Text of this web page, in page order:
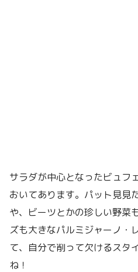
サラダが中心となったビュフ
おいてあります。パット見見
や、ビーツとかの珍しい野菜
ズも大きなパルミジャーノ・
て、自分で削って欠けるスタ
ね！